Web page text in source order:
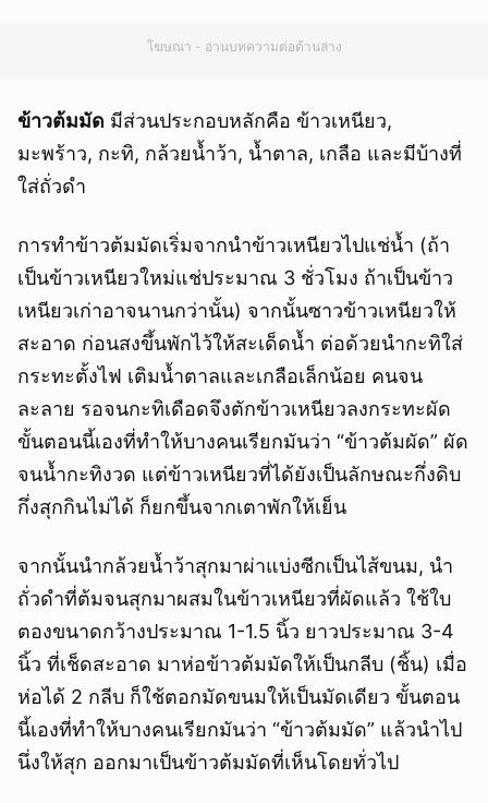
โฆษณา - อ่านบทความต่อด้านล่าง
ข้าวต้มมัด มีส่วนประกอบหลักคือ ข้าวเหนียว,
มะพร้าว, กะทิ, กล้วยน้ำว้า, น้ำตาล, เกลือ และมีบ้างที่
ใส่ถั่วดำ
การทำข้าวต้มมัดเริ่มจากนำข้าวเหนียวไปแช่น้ำ (ถ้า
เป็นข้าวเหนียวใหม่แช่ประมาณ 3 ชั่วโมง ถ้าเป็นข้าว
เหนียวเก่าอาจนานกว่านั้น) จากนั้นซาวข้าวเหนียวให้
สะอาด ก่อนสงขึ้นพักไว้ให้สะเด็ดน้ำ ต่อด้วยนำกะทิใส่
กระทะตั้งไฟ เติมน้ำตาลและเกลือเล็กน้อย คนจน
ละลาย รอจนกะทิเดือดจึงตักข้าวเหนียวลงกระทะผัด
ขั้นตอนนี้เองที่ทำให้บางคนเรียกมันว่า “ข้าวต้มผัด” ผัด
จนน้ำกะทิงวด แต่ข้าวเหนียวที่ได้ยังเป็นลักษณะกึ่งดิบ
กึ่งสุกกินไม่ได้ ก็ยกขึ้นจากเตาพักให้เย็น
จากนั้นนำกล้วยน้ำว้าสุกมาผ่าแบ่งซีกเป็นไส้ขนม, นำ
ถั่วดำที่ต้มจนสุกมาผสมในข้าวเหนียวที่ผัดแล้ว ใช้ใบ
ตองขนาดกว้างประมาณ 1-1.5 นิ้ว ยาวประมาณ 3-4
นิ้ว ที่เช็ดสะอาด มาห่อข้าวต้มมัดให้เป็นกลีบ (ชิ้น) เมื่อ
ห่อได้ 2 กลีบ ก็ใช้ตอกมัดขนมให้เป็นมัดเดียว ขั้นตอน
นี้เองที่ทำให้บางคนเรียกมันว่า “ข้าวต้มมัด” แล้วนำไป
นึ่งให้สุก ออกมาเป็นข้าวต้มมัดที่เห็นโดยทั่วไป